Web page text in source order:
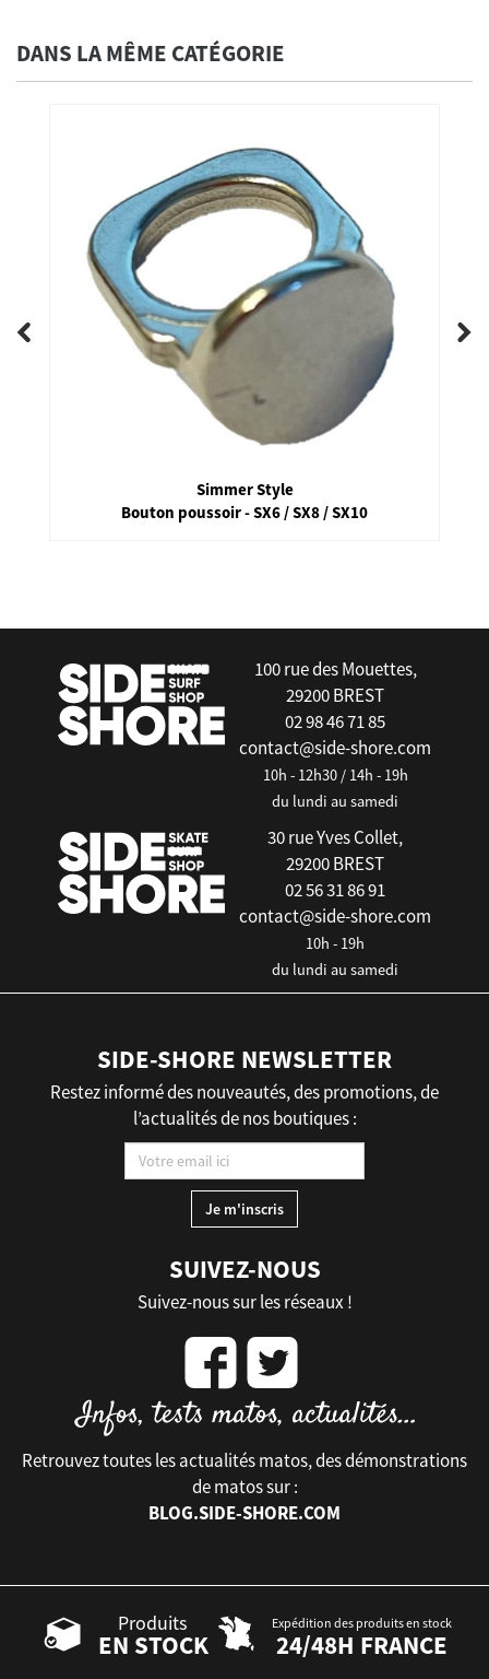
DANS LA MÊME CATÉGORIE
Simmer Style
Bouton poussoir - SX6 / SX8 / SX10
100 rue des Mouettes,
29200 BREST
02 98 46 71 85
contact@side-shore.com
10h - 12h30 / 14h - 19h
du lundi au samedi
30 rue Yves Collet,
29200 BREST
02 56 31 86 91
contact@side-shore.com
10h - 19h
du lundi au samedi
SIDE-SHORE NEWSLETTER
Restez informé des nouveautés, des promotions, de
l’actualités de nos boutiques :
SUIVEZ-NOUS
Suivez-nous sur les réseaux !
Retrouvez toutes les actualités matos, des démonstrations
de matos sur :
BLOG.SIDE-SHORE.COM
Produits
EN STOCK
Expédition des produits en stock
24/48H FRANCE